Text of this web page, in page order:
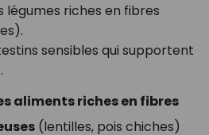
légumes riches en fibres
sensibles qui supportent
aliments riches en fibres
(lentilles, pois chiches)